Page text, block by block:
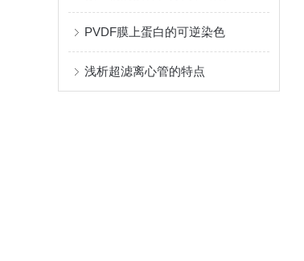
PVDF膜上蛋白的可逆染色
浅析超滤离心管的特点